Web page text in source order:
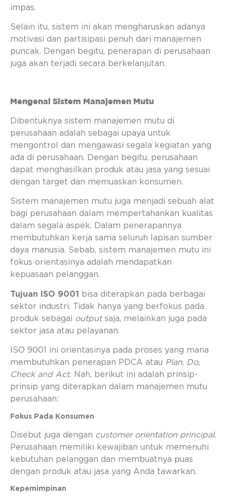
impas.
Selain itu, sistem ini akan mengharuskan adanya
motivasi dan partisipasi penuh dari manajemen
puncak. Dengan begitu, penerapan di perusahaan
juga akan terjadi secara berkelanjutan.
Mengenal Sistem Manajemen Mutu
Dibentuknya sistem manajemen mutu di
perusahaan adalah sebagai upaya untuk
mengontrol dan mengawasi segala kegiatan yang
ada di perusahaan. Dengan begitu, perusahaan
dapat menghasilkan produk atau jasa yang sesuai
dengan target dan memuaskan konsumen.
Sistem manajemen mutu juga menjadi sebuah alat
bagi perusahaan dalam mempertahankan kualitas
dalam segala aspek. Dalam penerapannya
membutuhkan kerja sama seluruh lapisan sumber
daya manusia. Sebab, sistem manajemen mutu ini
fokus orientasinya adalah mendapatkan
kepuasaan pelanggan.
Tujuan ISO 9001
bisa diterapkan pada berbagai
sektor industri. Tidak hanya yang berfokus pada
produk sebagai outputsaja, melainkan juga pada
sektor jasa atau pelayanan.
ISO 9001 ini orientasinya pada proses yang mana
membutuhkan penerapan PDCA atau Plan, Do,
Check and Act. Nah, berikut ini adalah prinsip-
prinsip yang diterapkan dalam manajemen mutu
perusahaan:
Fokus Pada Konsumen
Disebut juga dengan customer orientation principal.
Perusahaan memiliki kewajiban untuk memenuhi
kebutuhan pelanggan dan membuatnya puas
dengan produk atau jasa yang Anda tawarkan.
Kepemimpinan